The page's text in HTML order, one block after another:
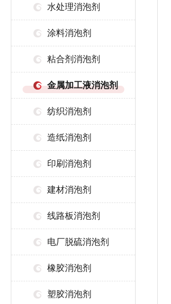
水处理消泡剂
涂料消泡剂
粘合剂消泡剂
金属加工液消泡剂
纺织消泡剂
造纸消泡剂
印刷消泡剂
建材消泡剂
线路板消泡剂
电厂脱硫消泡剂
橡胶消泡剂
塑胶消泡剂